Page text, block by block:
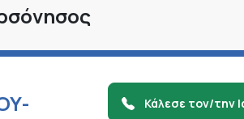
Κάλεσε τον/την